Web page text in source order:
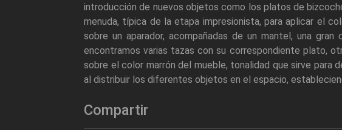
introducción de nuevos objetos como los platos de
menuda, típica de la etapa impresionista, para aplicar el
sobre un aparador, acompañadas de un mantel, una
encontramos varias tazas con su correspondiente plato,
sobre el color marrón del mueble, tonalidad que sirve para
al distribuir los diferentes objetos en el espacio,
Compartir